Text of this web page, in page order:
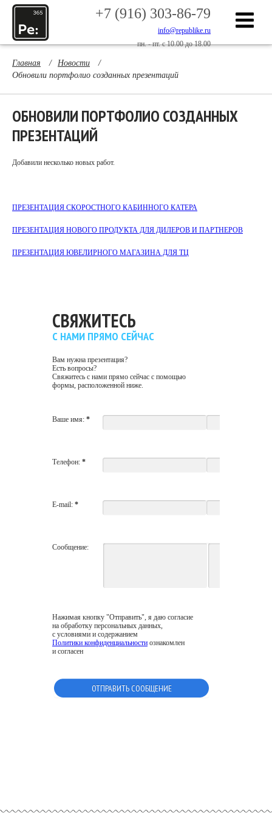
+7 (916) 303-86-79
info@republike.ru
пн. - пт. с 10.00 до 18.00
Главная / Новости
/
Обновили портфолио созданных презентаций
ОБНОВИЛИ ПОРТФОЛИО СОЗДАННЫХ
ПРЕЗЕНТАЦИЙ
Добавили несколько новых работ.
ПРЕЗЕНТАЦИЯ СКОРОСТНОГО КАБИННОГО КАТЕРА
ПРЕЗЕНТАЦИЯ НОВОГО ПРОДУКТА ДЛЯ ДИЛЕРОВ И ПАРТНЕРОВ
ПРЕЗЕНТАЦИЯ ЮВЕЛИРНОГО МАГАЗИНА ДЛЯ ТЦ
СВЯЖИТЕСЬ
С НАМИ ПРЯМО СЕЙЧАС
Вам нужна презентация?
Есть вопросы?
Свяжитесь с нами прямо сейчас с помощью
формы, расположенной ниже.
Ваше имя: *
Телефон: *
E-mail: *
Сообщение:
Нажимая кнопку "Отправить", я даю согласие
на обработку персональных данных,
с условиями и содержанием
Политики конфиденциальности ознакомлен
и согласен